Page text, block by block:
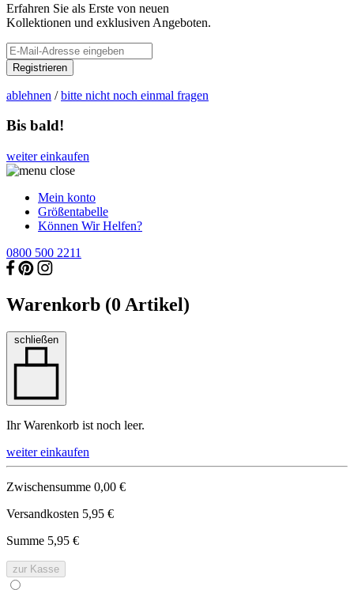
Erfahren Sie als Erste von neuen
Kollektionen und exklusiven Angeboten.
Registrieren
ablehnen /bitte nicht noch einmal fragen
Bis bald!
weiter einkaufen
Mein konto
Größentabelle
Können Wir Helfen?
0800 500 2211
Warenkorb (0 Artikel)
schließen
Ihr Warenkorb ist noch leer.
weiter einkaufen
Zwischensumme 0,00 €
Versandkosten 5,95 €
Summe 5,95 €
zur Kasse